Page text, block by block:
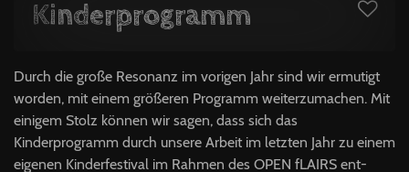
Kinderprogramm
Durch die große Resonanz im vo­rigen Jahr sind wir ermutigt
wor­den, mit einem größeren Pro­gramm weiterzumachen. Mit
eini­gem Stolz können wir sagen, dass sich das
Kinderprogramm durch unsere Arbeit im letzten Jahr zu einem
eigenen Kinderfestival im Rahmen des OPEN fLAIRS ent­